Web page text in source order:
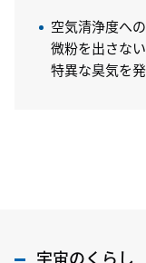
空気清浄度へ
微粉を出さな
特異な臭気を
宇宙のくらし